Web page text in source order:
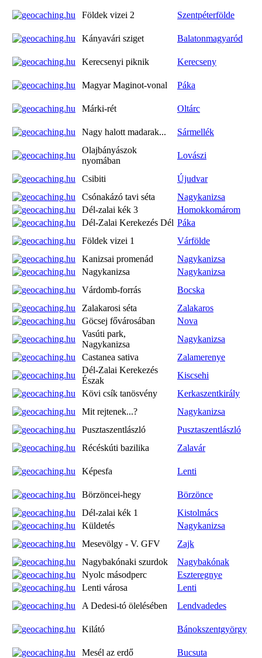
Földek vizei 2 Szentpéterfölde
Kányavári sziget Balatonmagyaród
Kerecsenyi piknik Kerecseny
Magyar Maginot-vonal Páka
Márki-rét Oltárc
Nagy halott madarak...
Sármellék
Olajbányászok
nyomában
Lovászi
Csibiti
Újudvar
Csónakázó tavi séta
Nagykanizsa
Dél-zalai kék 3
Homokkomárom
Dél-Zalai Kerekezés Dél Páka
Földek vizei 1
Várfölde
Kanizsai promenád
Nagykanizsa
Nagykanizsa
Nagykanizsa
Várdomb-forrás
Bocska
Zalakarosi séta
Zalakaros
Göcsej fővárosában
Nova
Vasúti park,
Nagykanizsa
Nagykanizsa
Castanea sativa
Zalamerenye
Dél-Zalai Kerekezés
Észak
Kiscsehi
Kövi csík tanösvény
Kerkaszentkirály
Mit rejtenek...?
Nagykanizsa
Pusztaszentlászló
Pusztaszentlászló
Récéskúti bazilika
Zalavár
Képesfa Lenti
Börzöncei-hegy
Börzönce
Dél-zalai kék 1
Kistolmács
Küldetés
Nagykanizsa
Mesevölgy - V. GFV
Zajk
Nagybakónaki szurdok
Nagybakónak
Nyolc másodperc
Eszteregnye
Lenti városa
Lenti
A Dedesi-tó ölelésében
Lendvadedes
Kilátó Bánokszentgyörgy
Mesél az erdő
Bucsuta